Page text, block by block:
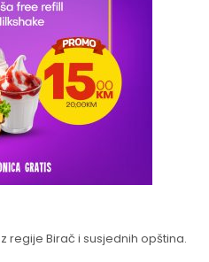
regije Birač i susjednih opština.